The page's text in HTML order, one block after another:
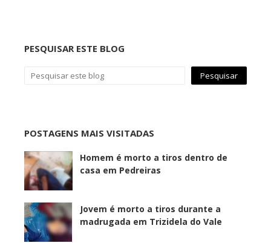
PESQUISAR ESTE BLOG
POSTAGENS MAIS VISITADAS
Homem é morto a tiros dentro de
casa em Pedreiras
Jovem é morto a tiros durante a
madrugada em Trizidela do Vale